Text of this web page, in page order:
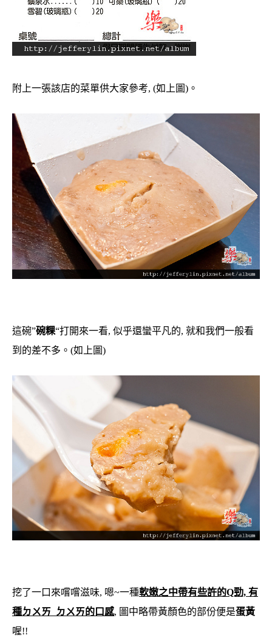
附上一張該店的菜單供大家參考, (如上圖)。
這碗”碗粿“打開來一看, 似乎還蠻平凡的, 就和我們一般看
到的差不多。(如上圖)
挖了一口來嚐嚐滋味, 嗯~一種軟嫩之中帶有些許的Q勁, 有
種ㄉㄨㄞ ㄉㄨㄞ的口感, 圖中略帶黃顏色的部份便是蛋黃
喔!!